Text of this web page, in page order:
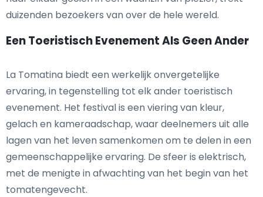
duizenden bezoekers van over de hele wereld.
Een Toeristisch Evenement Als Geen Ander
La Tomatina biedt een werkelijk onvergetelijke
ervaring, in tegenstelling tot elk ander toeristisch
evenement. Het festival is een viering van kleur,
gelach en kameraadschap, waar deelnemers uit alle
lagen van het leven samenkomen om te delen in een
gemeenschappelijke ervaring. De sfeer is elektrisch,
met de menigte in afwachting van het begin van het
tomatengevecht.